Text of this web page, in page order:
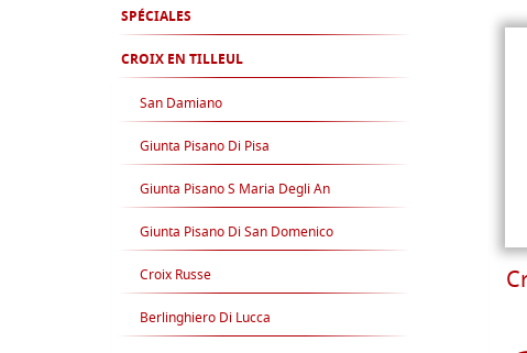
SPÉCIALES
CROIX EN TILLEUL
San Damiano
Giunta Pisano Di Pisa
Giunta Pisano S Maria Degli An
Giunta Pisano Di San Domenico
Croix Russe
Berlinghiero Di Lucca